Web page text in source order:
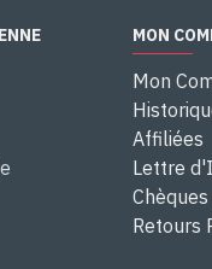
MON
Mon
Affiliées
Lettre
Retours